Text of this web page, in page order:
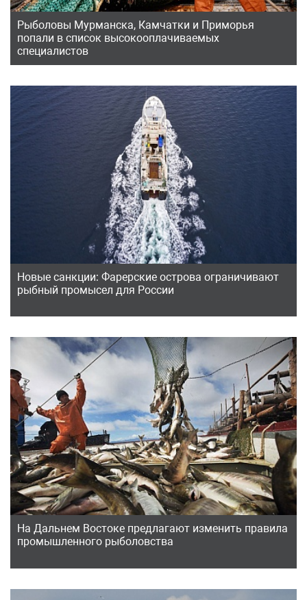
Рыболовы Мурманска, Камчатки и Приморья
попали в список высокооплачиваемых
специалистов
Новые санкции: Фарерские острова ограничивают
рыбный промысел для России
На Дальнем Востоке предлагают изменить правила
промышленного рыболовства